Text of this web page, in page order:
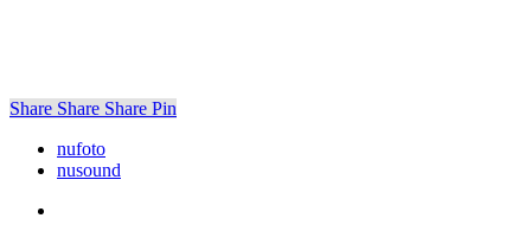
Share
Share Share Share Pin
nufoto
nusound